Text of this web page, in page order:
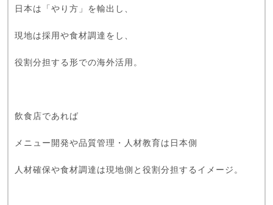
日本は「やり方」を輸出し、
現地は採用や食材調達をし、
役割分担する形での海外活用。
飲食店であれば
メニュー開発や品質管理・人材教育は日本側
人材確保や食材調達は現地側と役割分担するイメージ。